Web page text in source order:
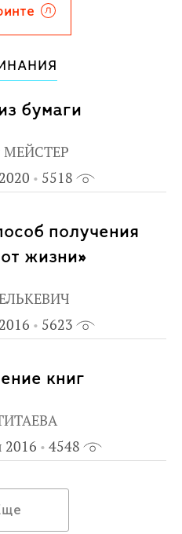
мир.
З. Задунайской и
бумаги
МЕЙСТЕР
5518
получения
жизни»
5623
книг
2016
4548